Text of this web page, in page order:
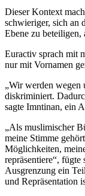
Dieser Kontext
schwieriger, sich an
Ebene zu beteiligen,
Euractiv sprach mit
nur mit Vornamen
„Wir werden wegen
diskriminiert.
sagte Imntinan, ein
„Als muslimischer
meine Stimme
Möglichkeiten,
repräsentiere“,
Ausgrenzung ein
und Repräsentation